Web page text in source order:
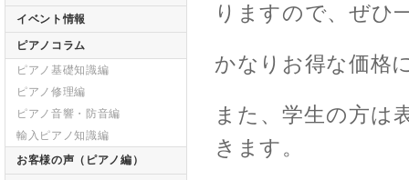
りますので、ぜひ
かなりお得な価格
また、学生の方は
きます。
イベント情報
ピアノコラム
ピアノ基礎知識編
ピアノ修理編
ピアノ音響・防音編
輸入ピアノ知識編
お客様の声（ピアノ編）